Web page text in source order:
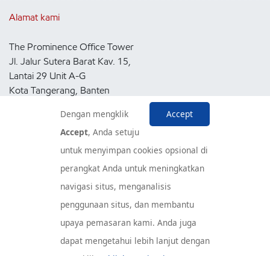
Alamat kami
The Prominence Office Tower
Jl. Jalur Sutera Barat Kav. 15,
Lantai 29 Unit A-G
Kota Tangerang, Banten
Pusat Layanan Konsumen
Accept
Dengan mengklik
Accept, Anda setuju
untuk menyimpan cookies opsional di
perangkat Anda untuk meningkatkan
navigasi situs, menganalisis
penggunaan situs, dan membantu
upaya pemasaran kami. Anda juga
dapat mengetahui lebih lanjut dengan